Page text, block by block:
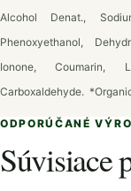
Alcohol Denat.,
Phenoxyethanol,
Ionone, Coumarin,
Carboxaldehyde.
ODPORÚČANÉ
Súvisiace